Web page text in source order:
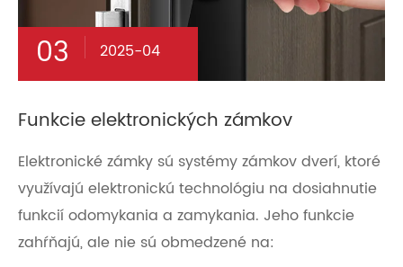
03 2025-04
Funkcie elektronických zámkov
Elektronické zámky sú systémy zámkov dverí, ktoré
využívajú elektronickú technológiu na dosiahnutie
funkcií odomykania a zamykania. Jeho funkcie
zahŕňajú, ale nie sú obmedzené na: